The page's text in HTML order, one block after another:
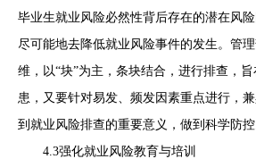
毕业生就业风险必然性背后存在的潜在风
尽可能地去降低就业风险事件的发生。管
维，以“块”为主，条块结合，进行排查，
患，又要针对易发、频发因素重点进行，
到就业风险排查的重要意义，做到科学防控
4.3强化就业风险教育与培训